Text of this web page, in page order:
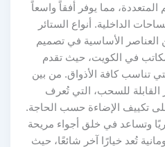
مما يوفر أفقاً واسعاً
الداخلية. أنواع الستائر
الأساسية في تصميم
في الكويت، حيث تقدم
كافة الأذواق. من بين
للسحب، التي تُعرف
تكييف الإضاءة حسب الحاجة.
وتساعد في خلق أجواء مريحة
تُعد خيارًا آخر شائعًا، حيث